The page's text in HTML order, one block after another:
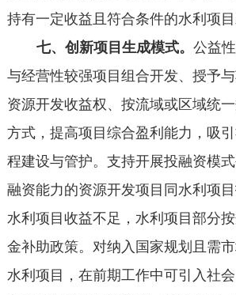
持有一定收益且符合条件的水利项目
七、创新项目生成模式。 公益
与经营性较强项目组合开发、授予
资源开发收益权、按流域或区域统
方式，提高项目综合盈利能力，吸
程建设与管护。支持开展投融资模
融资能力的资源开发项目同水利项
水利项目收益不足，水利项目部分
金补助政策。对纳入国家规划且需
水利项目，在前期工作中可引入社